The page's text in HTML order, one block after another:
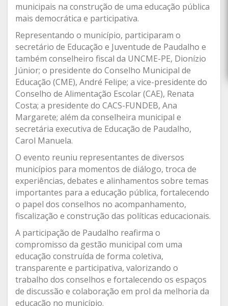
municipais na construção de uma educação pública
mais democrática e participativa.
Representando o município, participaram o
secretário de Educação e Juventude de Paudalho e
também conselheiro fiscal da UNCME-PE, Dionízio
Júnior; o presidente do Conselho Municipal de
Educação (CME), André Felipe; a vice-presidente do
Conselho de Alimentação Escolar (CAE), Renata
Costa; a presidente do CACS-FUNDEB, Ana
Margarete; além da conselheira municipal e
secretária executiva de Educação de Paudalho,
Carol Manuela.
O evento reuniu representantes de diversos
municípios para momentos de diálogo, troca de
experiências, debates e alinhamentos sobre temas
importantes para a educação pública, fortalecendo
o papel dos conselhos no acompanhamento,
fiscalização e construção das políticas educacionais.
A participação de Paudalho reafirma o
compromisso da gestão municipal com uma
educação construída de forma coletiva,
transparente e participativa, valorizando o
trabalho dos conselhos e fortalecendo os espaços
de discussão e colaboração em prol da melhoria da
educação no município.